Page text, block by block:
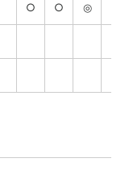
○ ○ ◎